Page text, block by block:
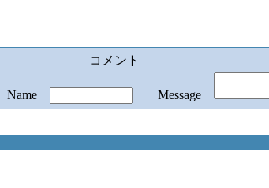
コメント
Name Message